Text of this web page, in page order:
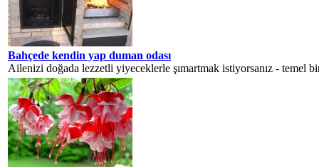
Bahçede kendin yap duman odası
Ailenizi doğada lezzetli yiyeceklerle şımartmak istiyorsanız - temel